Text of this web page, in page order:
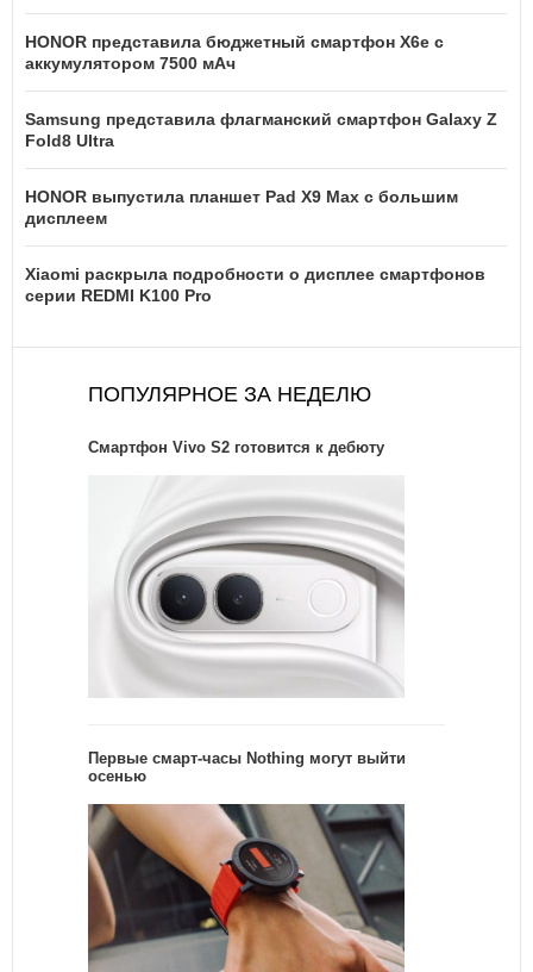
HONOR представила бюджетный смартфон X6e с
аккумулятором 7500 мАч
Samsung представила флагманский смартфон Galaxy Z
Fold8 Ultra
HONOR выпустила планшет Pad X9 Max с большим
дисплеем
Xiaomi раскрыла подробности о дисплее смартфонов
серии REDMI K100 Pro
ПОПУЛЯРНОЕ ЗА НЕДЕЛЮ
Смартфон Vivo S2 готовится к дебюту
Первые смарт-часы Nothing могут выйти
осенью